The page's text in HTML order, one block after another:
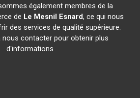
également membres de la
de Le Mesnil Esnard, ce qui nous
des services de qualité supérieure.
nous contacter pour obtenir plus
d'informations